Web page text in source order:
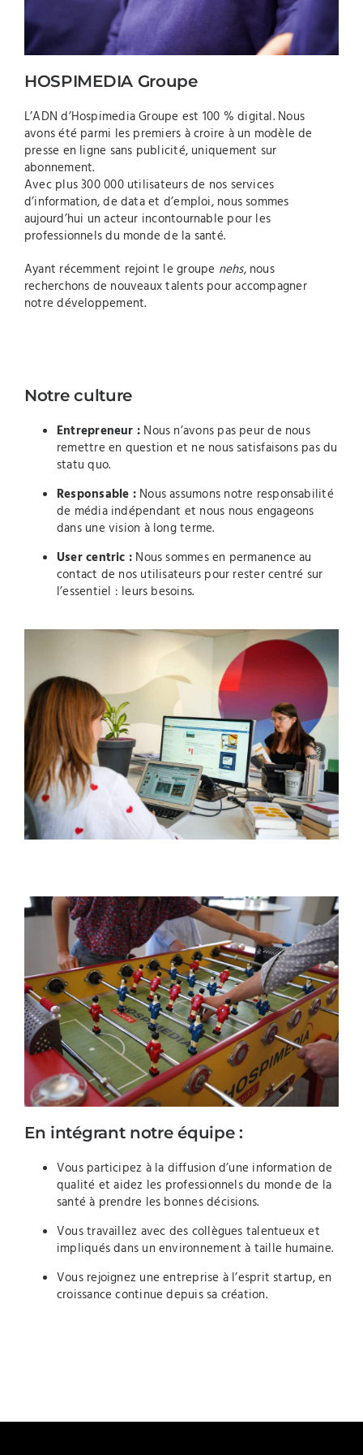
HOSPIMEDIA Groupe
L’ADN d’Hospimedia Groupe est 100 % digital. Nous
avons été parmi les premiers à croire à un modèle de
presse en ligne sans publicité, uniquement sur
abonnement.
Avec plus 300 000 utilisateurs de nos services
d’information, de data et d’emploi, nous sommes
aujourd’hui un acteur incontournable pour les
professionnels du monde de la santé.
Ayant récemment rejoint le groupe nehs, nous
recherchons de nouveaux talents pour accompagner
notre développement.
Notre culture
Entrepreneur : Nous n’avons pas peur de nous
remettre en question et ne nous satisfaisons pas du
statu quo.
Responsable :Nous assumons notre responsabilité
de média indépendant et nous nous engageons
dans une vision à long terme.
User centric : Nous sommes en permanence au
contact de nos utilisateurs pour rester centré sur
l’essentiel : leurs besoins.
En intégrant notre équipe :
Vous participez à la diffusion d’une information de
qualité et aidez les professionnels du monde de la
santé à prendre les bonnes décisions.
Vous travaillez avec des collègues talentueux et
impliqués dans un environnement à taille humaine.
Vous rejoignez une entreprise à l’esprit startup, en
croissance continue depuis sa création.